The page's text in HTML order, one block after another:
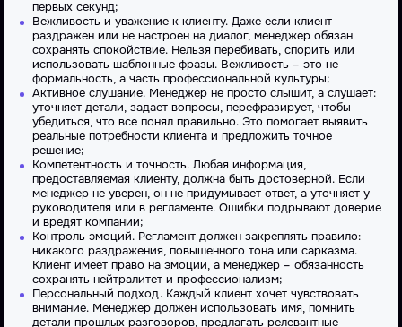
первых секунд;
Вежливость и уважение к клиенту. Даже если клиент
раздражен или не настроен на диалог, менеджер обязан
сохранять спокойствие. Нельзя перебивать, спорить или
использовать шаблонные фразы. Вежливость – это не
формальность, а часть профессиональной культуры;
Активное слушание. Менеджер не просто слышит, а слушает:
уточняет детали, задает вопросы, перефразирует, чтобы
убедиться, что все понял правильно. Это помогает выявить
реальные потребности клиента и предложить точное
решение;
Компетентность и точность. Любая информация,
предоставляемая клиенту, должна быть достоверной. Если
менеджер не уверен, он не придумывает ответ, а уточняет у
руководителя или в регламенте. Ошибки подрывают доверие
и вредят компании;
Контроль эмоций. Регламент должен закреплять правило:
никакого раздражения, повышенного тона или сарказма.
Клиент имеет право на эмоции, а менеджер – обязанность
сохранять нейтралитет и профессионализм;
Персональный подход. Каждый клиент хочет чувствовать
внимание. Менеджер должен использовать имя, помнить
детали прошлых разговоров, предлагать релевантные